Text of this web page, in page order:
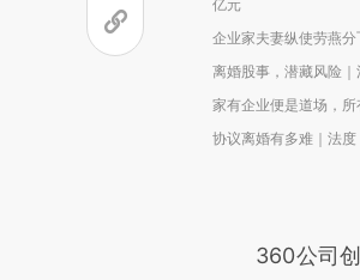
亿元
企业家夫妻纵使劳燕
离婚股事，潜藏风险｜
家有企业便是道场，
协议离婚有多难｜法度
360公司创